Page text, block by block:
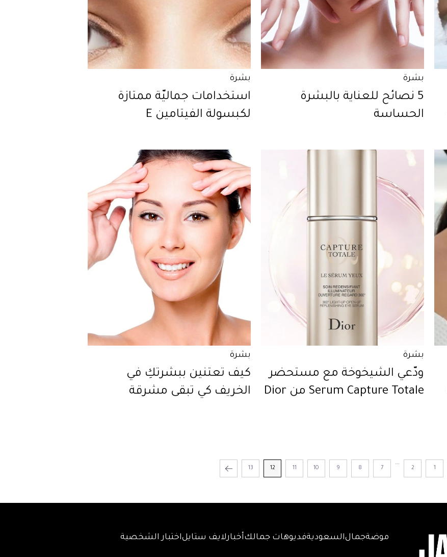
بشرة
5 نصائح للعناية بالبشرة
الحساسة
بشرة
استخدامات جماليّة ممتازة
لكبسولة الفيتامين E
بشرة
ودّعي الشيخوخة مع مستحضر
Serum Capture Totale من Dior
بشرة
كيف تعتنين ببشرتكِ في
الخريف كي تبقى مشرقة
1
2
...
7
8
9
10
11
12
13
موضةجمالالسعوديةفديوهات جمالكأخبارلايف ستايلاختبار الشخصية